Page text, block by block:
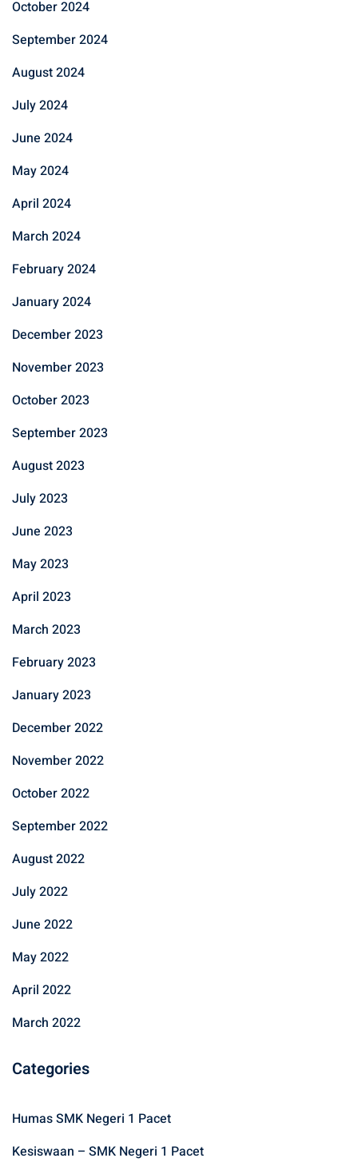
October 2024
September 2024
August 2024
July 2024
June 2024
May 2024
April 2024
March 2024
February 2024
January 2024
December 2023
November 2023
October 2023
September 2023
August 2023
July 2023
June 2023
May 2023
April 2023
March 2023
February 2023
January 2023
December 2022
November 2022
October 2022
September 2022
August 2022
July 2022
June 2022
May 2022
April 2022
March 2022
Categories
Humas SMK Negeri 1 Pacet
Kesiswaan – SMK Negeri 1 Pacet